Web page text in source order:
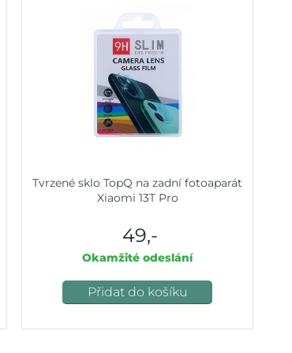
Tvrzené sklo TopQ na zadní fotoaparát
Xiaomi 13T Pro
49,-
Okamžité odeslání
Přidat do košíku